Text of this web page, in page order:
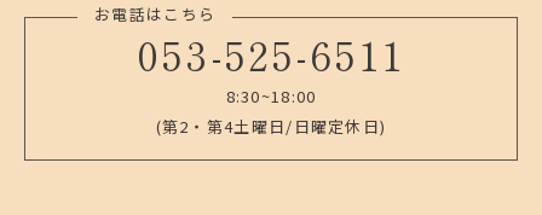
お電話はこちら
053-525-6511
8:30~18:00
(第2・第4土曜日/日曜定休日)